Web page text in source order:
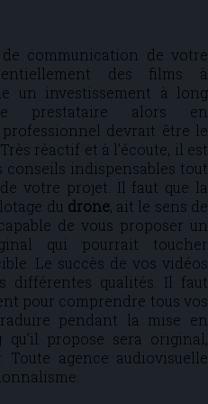
de communication de votre
des films à
un investissement à long
prestataire alors en
devrait être le
réactif et à l’écoute, il est
conseils indispensables tout
votre projet. Il faut que la
du drone, ait le sens de
de vous proposer un
qui pourrait toucher
Le succès de vos vidéos
différentes qualités. Il faut
pour comprendre tous vos
pendant la mise en
propose sera original,
agence audiovisuelle